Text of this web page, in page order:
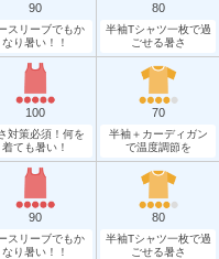
90
スリーブでもか
なり暑い！！
80
半袖Tシャツ一枚で過
ごせる暑さ
100
対策必須！何を
着ても暑い！
70
半袖＋カーディガン
で温度調節を
90
スリーブでもか
なり暑い！！
80
半袖Tシャツ一枚で過
ごせる暑さ